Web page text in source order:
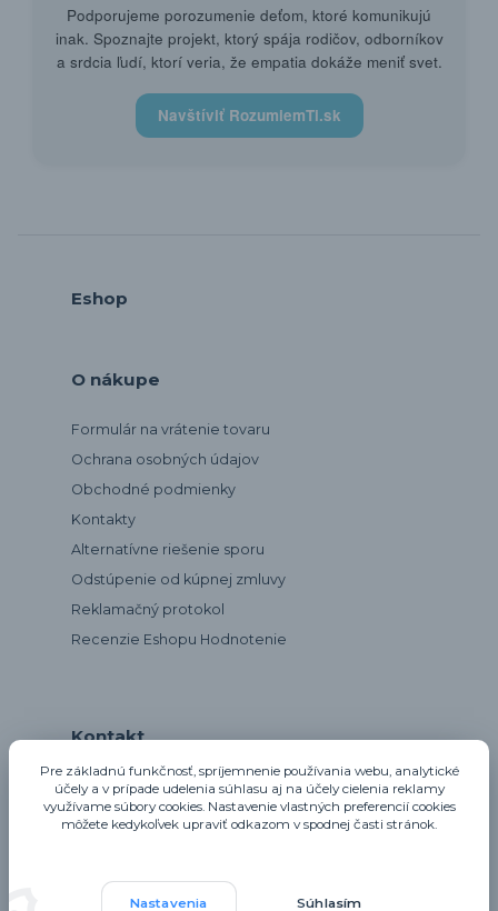
Podporujeme porozumenie deťom, ktoré komunikujú
inak. Spoznajte projekt, ktorý spája rodičov, odborníkov
a srdcia ľudí, ktorí veria, že empatia dokáže meniť svet.
Navštíviť RozumiemTi.sk
Eshop
O nákupe
Formulár na vrátenie tovaru
Ochrana osobných údajov
Obchodné podmienky
Kontakty
Alternatívne riešenie sporu
Odstúpenie od kúpnej zmluvy
Reklamačný protokol
Recenzie Eshopu Hodnotenie
Kontakt
notta@notta.sk
Pre základnú funkčnosť, spríjemnenie používania webu, analytické
účely a v prípade udelenia súhlasu aj na účely cielenia reklamy
využívame súbory cookies. Nastavenie vlastných preferencií cookies
môžete kedykoľvek upraviť odkazom v spodnej časti stránok.
Nastavenia Súhlasím